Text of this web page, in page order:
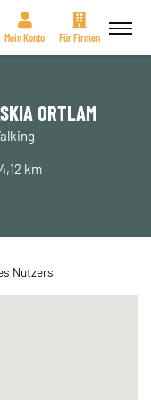
Mein Konto Für Firmen
ORTLAM
km
Nutzers